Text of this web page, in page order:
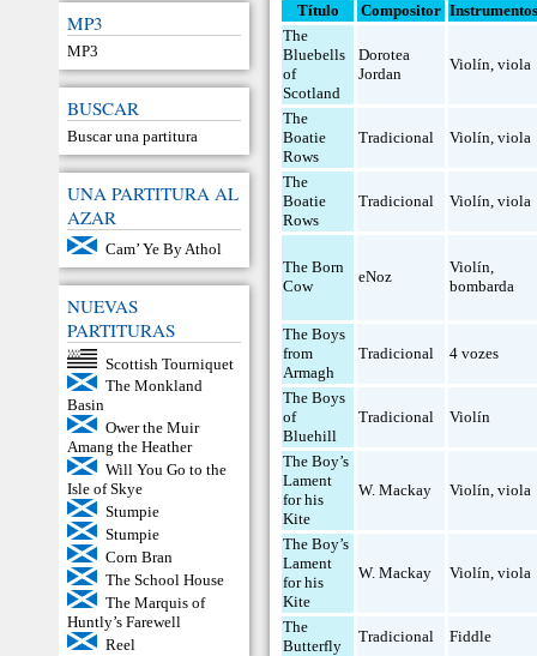
MP3
MP3
BUSCAR
Buscar una partitura
UNA PARTITURA AL
AZAR
Cam’ Ye By Athol
NUEVAS
PARTITURAS
Scottish Tourniquet
The Monkland
Basin
Ower the Muir
Amang the Heather
Will You Go to the
Isle of Skye
Stumpie
Stumpie
Corn Bran
The School House
The Marquis of
Huntly’s Farewell
Reel
Título Compositor
The
Bluebells
of
Scotland
Dorotea
Jordan
Violín,viola
The
Boatie
Rows
Tradicional Violín,viola
The
Boatie
Rows
Tradicional Violín,viola
The Born
Cow
eNoz
Violín,
bombarda
The Boys
from
Armagh
Tradicional 4 vozes
The Boys
of
Bluehill
Tradicional Violín
The Boy’s
Lament
for his
Kite
W. Mackay Violín,viola
The Boy’s
Lament
for his
Kite
W. Mackay Violín,viola
The
Butterfly
Tradicional
Fiddle